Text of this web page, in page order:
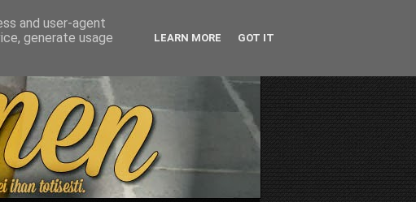
and user-agent
generate usage
LEARN MORE GOT IT